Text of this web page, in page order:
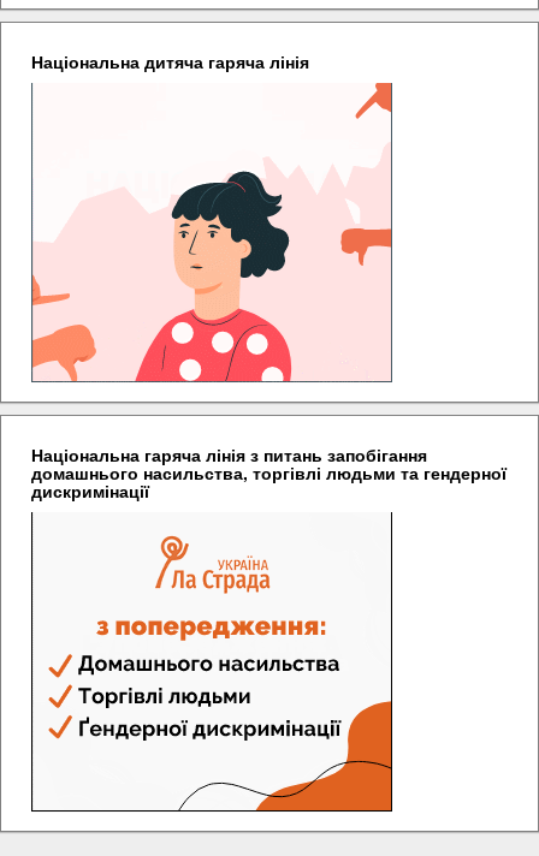
Національна дитяча гаряча лінія
Національна гаряча лінія з питань запобігання
домашнього насильства, торгівлі людьми та гендерної
дискримінації